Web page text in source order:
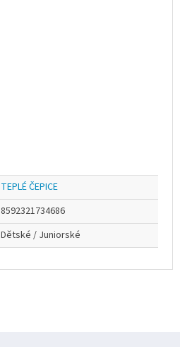
TEPLÉ ČEPICE
8592321734686
Dětské / Juniorské